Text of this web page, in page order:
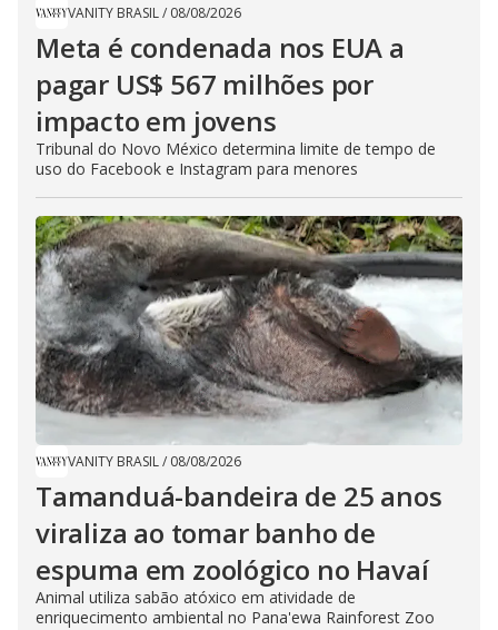
VANITY BRASIL/ 08/08/2026
Meta é condenada nos EUA a
pagar US$ 567 milhões por
impacto em jovens
Tribunal do Novo México determina limite de tempo de
uso do Facebook e Instagram para menores
VANITY BRASIL/ 08/08/2026
Tamanduá-bandeira de 25 anos
viraliza ao tomar banho de
espuma em zoológico no Havaí
Animal utiliza sabão atóxico em atividade de
enriquecimento ambiental no Pana'ewa Rainforest Zoo